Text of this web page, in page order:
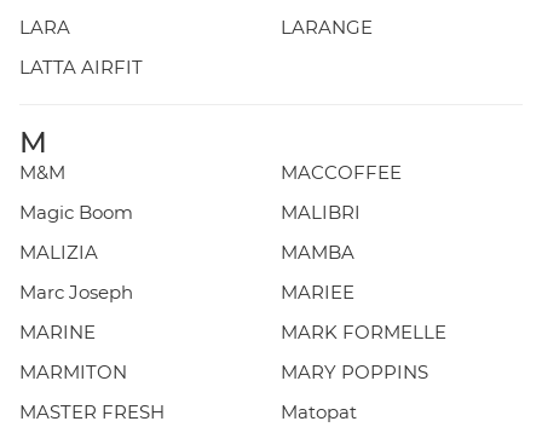
LARA
LARANGE
LATTA AIRFIT
M
M&M
MACCOFFEE
Magic Boom
MALIBRI
MALIZIA
MAMBA
Marc Joseph
MARIEE
MARINE
MARK FORMELLE
MARMITON
MARY POPPINS
MASTER FRESH
Matopat